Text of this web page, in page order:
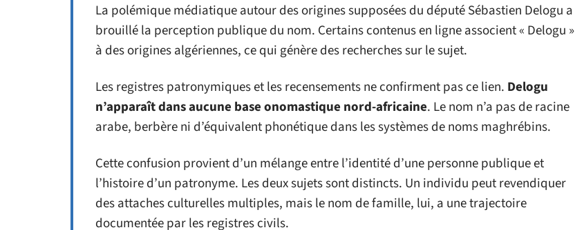
La polémique médiatique autour des origines supposées du député Sébastien Delogu a
brouillé la perception publique du nom. Certains contenus en ligne associent « Delogu »
à des origines algériennes, ce qui génère des recherches sur le sujet.
Les registres patronymiques et les recensements ne confirment pas ce lien. Delogu
n’apparaît dans aucune base onomastique nord-africaine. Le nom n’a pas de racine
arabe, berbère ni d’équivalent phonétique dans les systèmes de noms maghrébins.
Cette confusion provient d’un mélange entre l’identité d’une personne publique et
l’histoire d’un patronyme. Les deux sujets sont distincts. Un individu peut revendiquer
des attaches culturelles multiples, mais le nom de famille, lui, a une trajectoire
documentée par les registres civils.